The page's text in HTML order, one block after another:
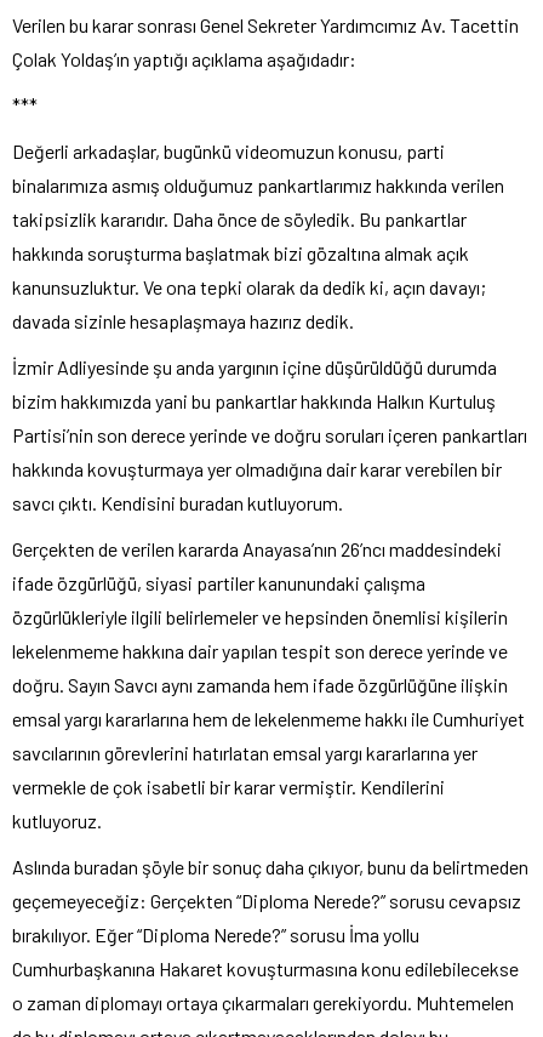
Verilen bu karar sonrası Genel Sekreter Yardımcımız Av. Tacettin
Çolak Yoldaş’ın yaptığı açıklama aşağıdadır:
***
Değerli arkadaşlar, bugünkü videomuzun konusu, parti
binalarımıza asmış olduğumuz pankartlarımız hakkında verilen
takipsizlik kararıdır. Daha önce de söyledik. Bu pankartlar
hakkında soruşturma başlatmak bizi gözaltına almak açık
kanunsuzluktur. Ve ona tepki olarak da dedik ki, açın davayı;
davada sizinle hesaplaşmaya hazırız dedik.
İzmir Adliyesinde şu anda yargının içine düşürüldüğü durumda
bizim hakkımızda yani bu pankartlar hakkında Halkın Kurtuluş
Partisi’nin son derece yerinde ve doğru soruları içeren pankartları
hakkında kovuşturmaya yer olmadığına dair karar verebilen bir
savcı çıktı. Kendisini buradan kutluyorum.
Gerçekten de verilen kararda Anayasa’nın 26’ncı maddesindeki
ifade özgürlüğü, siyasi partiler kanunundaki çalışma
özgürlükleriyle ilgili belirlemeler ve hepsinden önemlisi kişilerin
lekelenmeme hakkına dair yapılan tespit son derece yerinde ve
doğru. Sayın Savcı aynı zamanda hem ifade özgürlüğüne ilişkin
emsal yargı kararlarına hem de lekelenmeme hakkı ile Cumhuriyet
savcılarının görevlerini hatırlatan emsal yargı kararlarına yer
vermekle de çok isabetli bir karar vermiştir. Kendilerini
kutluyoruz.
Aslında buradan şöyle bir sonuç daha çıkıyor, bunu da belirtmeden
geçemeyeceğiz: Gerçekten “Diploma Nerede?” sorusu cevapsız
bırakılıyor. Eğer “Diploma Nerede?” sorusu İma yollu
Cumhurbaşkanına Hakaret kovuşturmasına konu edilebilecekse
o zaman diplomayı ortaya çıkarmaları gerekiyordu. Muhtemelen